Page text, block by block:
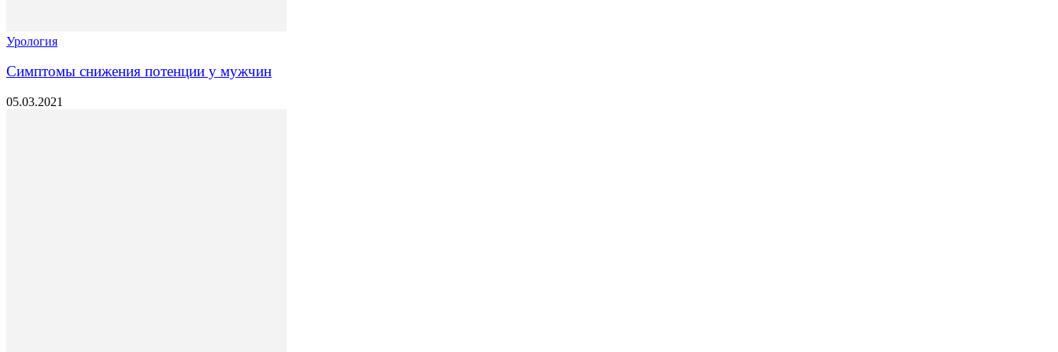
Урология
Симптомы снижения потенции у мужчин
05.03.2021